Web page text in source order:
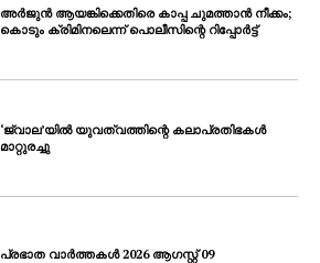
അർജുൻ ആയങ്കിക്കെതിരെ കാപ്പ ചുമത്താൻ നീക്കം;
കൊടും ക്രിമിനലെന്ന് പൊലീസിന്റെ റിപ്പോർട്ട്
‘ജ്വാല’യിൽ യുവത്വത്തിന്റെ കലാപ്രതിഭകൾ
മാറ്റുരച്ചു
പ്രഭാത വാർത്തകൾ 2026 ആഗസ്റ്റ് 09